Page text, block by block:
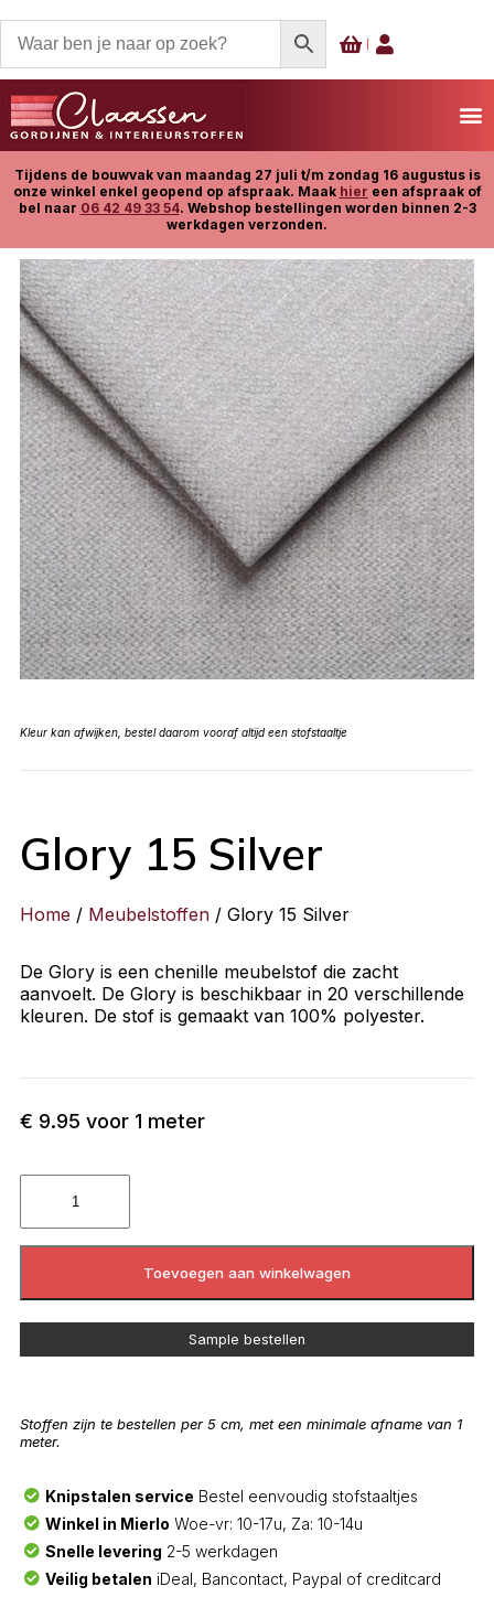
Tijdens de bouwvak van maandag 27 juli t/m zondag 16 augustus is
onze winkel enkel geopend op afspraak. Maak hier een afspraak of
bel naar 06 42 49 33 54. Webshop bestellingen worden binnen 2-3
werkdagen verzonden.
Kleur kan afwijken, bestel daarom vooraf altijd een stofstaaltje
Glory 15 Silver
Home / Meubelstoffen / Glory 15 Silver
De Glory is een chenille meubelstof die zacht
aanvoelt. De Glory is beschikbaar in 20 verschillende
kleuren. De stof is gemaakt van 100% polyester.
€ 9.95 voor 1 meter
Toevoegen aan winkelwagen
Sample bestellen
Stoffen zijn te bestellen per 5 cm, met een minimale afname van 1
meter.
Knipstalen service Bestel eenvoudig stofstaaltjes
Winkel in Mierlo Woe-vr: 10-17u, Za: 10-14u
Snelle levering 2-5 werkdagen
Veilig betalen iDeal, Bancontact, Paypal of creditcard